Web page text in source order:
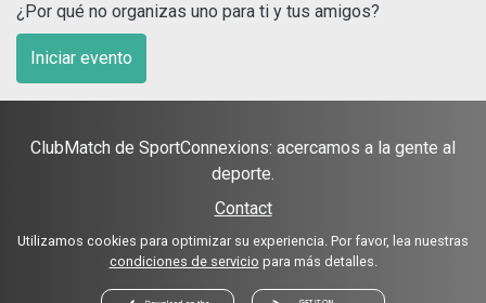
¿Por qué no organizas uno para ti y tus amigos?
Iniciar evento
ClubMatch de SportConnexions: acercamos a la gente al
deporte.
Contact
Utilizamos cookies para optimizar su experiencia. Por favor, lea nuestras
condiciones de servicio para más detalles.